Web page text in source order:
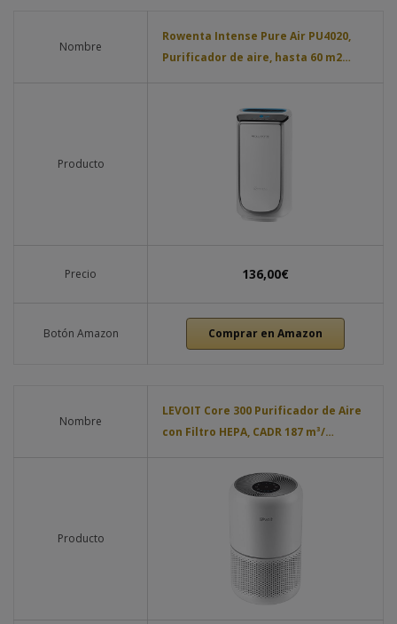
Nombre
Rowenta Intense Pure Air PU4020,
Purificador de aire, hasta 60 m2…
Producto
Precio 136,00€
Botón Amazon Comprar en Amazon
Nombre
LEVOIT Core 300 Purificador de Aire
con Filtro HEPA, CADR 187 m³/…
Producto